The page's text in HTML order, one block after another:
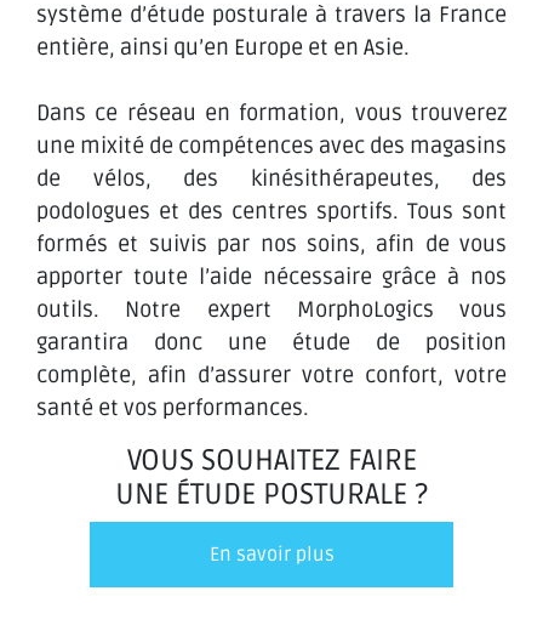
système d’étude posturale à travers la France
entière, ainsi qu’en Europe et en Asie.
Dans ce réseau en formation, vous trouverez
une mixité de compétences avec des magasins
de vélos, des kinésithérapeutes, des
podologues et des centres sportifs. Tous sont
formés et suivis par nos soins, afin de vous
apporter toute l’aide nécessaire grâce à nos
outils. Notre expert MorphoLogics vous
garantira donc une étude de position
complète, afin d’assurer votre confort, votre
santé et vos performances.
VOUS SOUHAITEZ FAIRE
UNE ÉTUDE POSTURALE ?
En savoir plus